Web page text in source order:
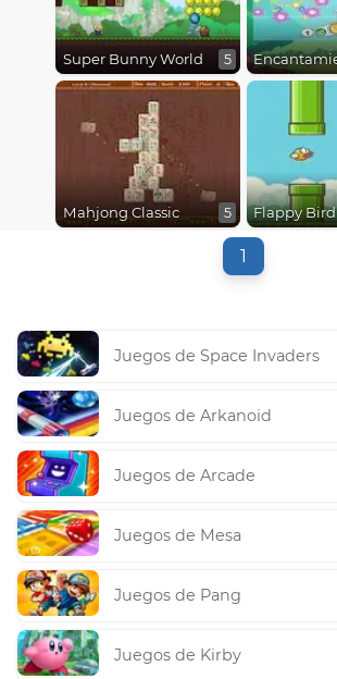
Super Bunny World 5
Mahjong Classic 5 Flappy Bird
1
Juegos de Space Invaders
Juegos de Arkanoid
Juegos de Arcade
Juegos de Mesa
Juegos de Pang
Juegos de Kirby